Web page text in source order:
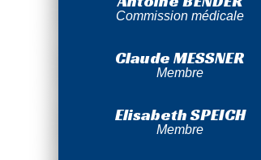
Commission médicale
Claude MESSNER
Membre
Elisabeth SPEICH
Membre